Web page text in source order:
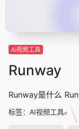
AI视频工具
Runway
Runway是什么
标签： AI视频工具